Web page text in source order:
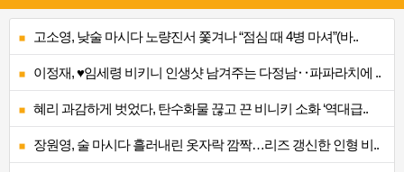
고소영, 낮술 마시다 노량진서 쫓겨나 “점심 때 4병 마셔”(바..
이정재, ♥임세령 비키니 인생샷 남겨주는 다정남‥파파라치에 ..
혜리 과감하게 벗었다, 탄수화물 끊고 끈 비니키 소화 ‘역대급..
장원영, 술 마시다 흘러내린 옷자락 깜짝…리즈 갱신한 인형 비..